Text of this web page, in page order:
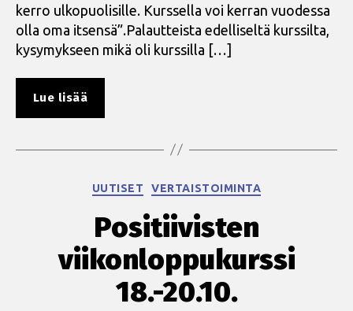
kerro ulkopuolisille. Kurssella voi kerran vuodessa
olla oma itsensä”.Palautteista edelliseltä kurssilta,
kysymykseen mikä oli kurssilla […]
Lue lisää
Kategoriat
UUTISET VERTAISTOIMINTA
Positiivisten
viikonloppukurssi
18.-20.10.